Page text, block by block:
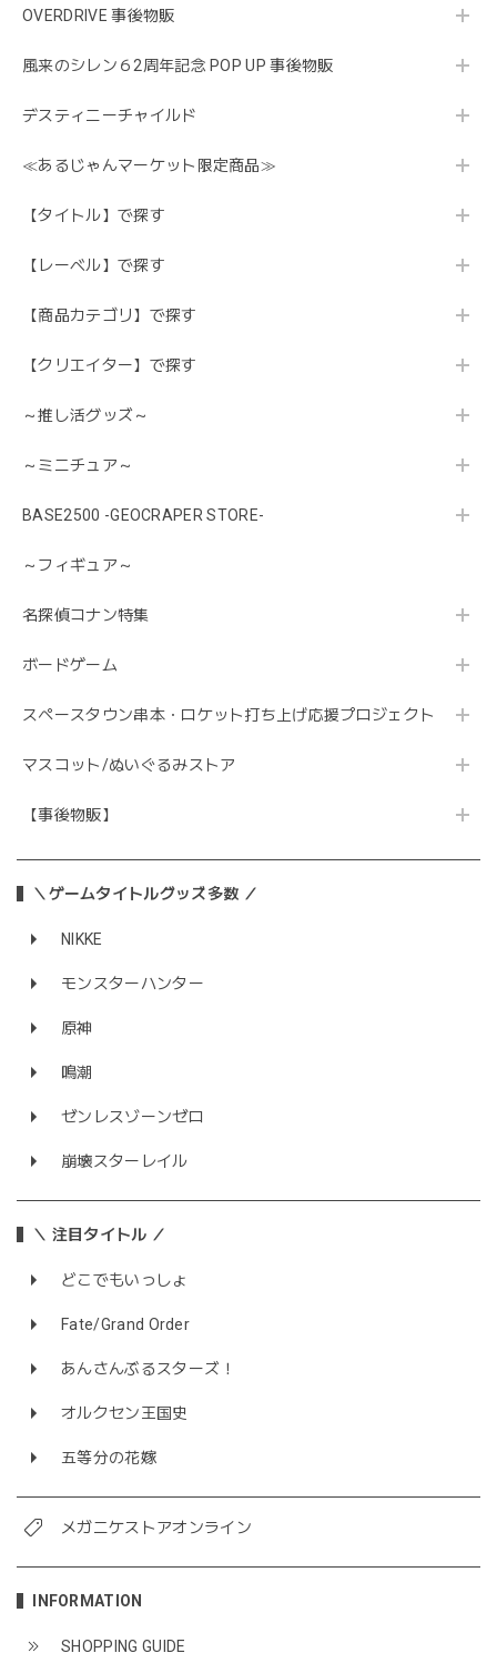
OVERDRIVE 事後物販
風来のシレン６2周年記念 POP UP 事後物販
デスティニーチャイルド
≪あるじゃんマーケット限定商品≫
【タイトル】で探す
【レーベル】で探す
【商品カテゴリ】で探す
【クリエイター】で探す
～推し活グッズ～
～ミニチュア～
BASE2500 -GEOCRAPER STORE-
～フィギュア～
名探偵コナン特集
ボードゲーム
スペースタウン串本・ロケット打ち上げ応援プロジェクト
マスコット/ぬいぐるみストア
【事後物販】
＼ゲームタイトルグッズ多数 ／
NIKKE
モンスターハンター
原神
鳴潮
ゼンレスゾーンゼロ
崩壊スターレイル
＼ 注目タイトル ／
どこでもいっしょ
Fate/Grand Order
あんさんぶるスターズ！
オルクセン王国史
五等分の花嫁
メガニケストアオンライン
INFORMATION
SHOPPING GUIDE